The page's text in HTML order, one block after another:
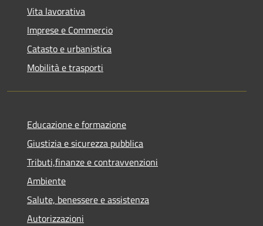
Vita lavorativa
Imprese e Commercio
Catasto e urbanistica
Mobilità e trasporti
Educazione e formazione
Giustizia e sicurezza pubblica
Tributi,finanze e contravvenzioni
Ambiente
Salute, benessere e assistenza
Autorizzazioni